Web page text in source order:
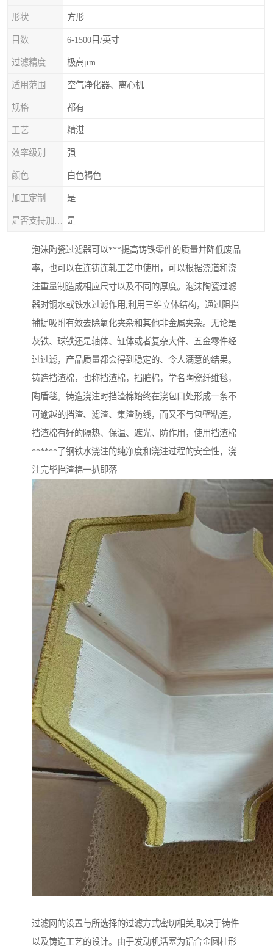
形状 方形
目数 6-1500目/英寸
过滤精度 极高μm
适用范围 空气净化器、离心机
规格 都有
工艺 精湛
效率级别 强
颜色 白色褐色
加工定制 是
是
泡沫陶瓷过滤器可以***提高铸铁零件的质量并降低废品
率，也可以在连铸连轧工艺中使用，可以根据浇道和浇
注重量制造成相应尺寸以及不同的厚度。泡沫陶瓷过滤
器对铜水或铁水过滤作用,利用三维立体结构，通过阻挡
捕捉吸附有效去除氧化夹杂和其他非金属夹杂。无论是
灰铁、球铁还是轴体、缸体或者复杂大件、五金零件经
过过滤，产品质量都会得到稳定的、令人满意的结果。
铸造挡渣棉，也称挡渣棉，挡脏棉，学名陶瓷纤维毯，
陶盾毯。铸造浇注时挡渣棉始终在浇包口处形成一条不
可逾越的挡渣、滤渣、集渣防线，而又不与包壁粘连，
挡渣棉有好的隔热、保温、遮光、防作用，使用挡渣棉
******了钢铁水浇注的纯净度和浇注过程的安全性，浇
注完毕挡渣棉一扒即落
过滤网的设置与所选择的过滤方式密切相关,取决于铸件
以及铸造工艺的设计。由于发动机活塞为铝合金圆柱形